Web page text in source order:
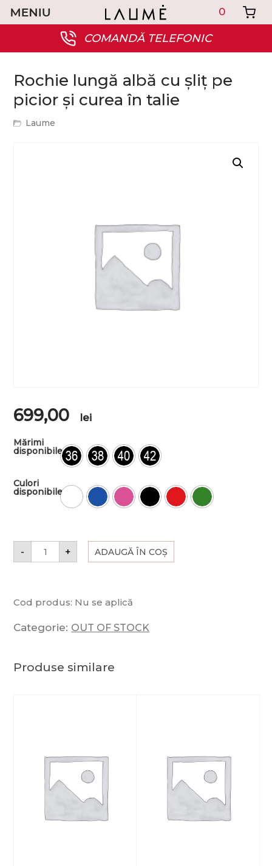
COMANDĂ TELEFONIC
0
Rochie lungă albă cu șliț pe
picior și curea în talie
Laume
699,00 lei
Mărimi
disponibile
Culori
disponibile
- + ADAUGĂ ÎN COȘ
Cod produs: Nu se aplică
Categorie: OUT OF STOCK
Produse similare